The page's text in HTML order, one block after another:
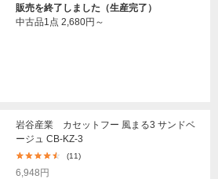
販売を終了しました（生産完了）
中古品1点 2,680円～
岩谷産業 カセットフー 風まる3 サンドベ
ージュ CB-KZ-3
(11)
6,948円